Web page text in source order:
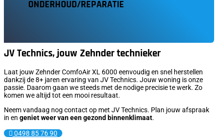
ONDERHOUD/REPARATIE
JV Technics, jouw Zehnder technieker
Laat jouw Zehnder ComfoAir XL 6000 eenvoudig en snel herstellen
dankzij de 8+ jaren ervaring van JV Technics. Jouw woning is onze
passie. Daarom gaan we steeds met de nodige precisie te werk. Zo
komen we altijd tot een mooi resultaat.
Neem vandaag nog contact op met JV Technics. Plan jouw afspraak
in en geniet weer van een gezond binnenklimaat.
0498 85 76 90